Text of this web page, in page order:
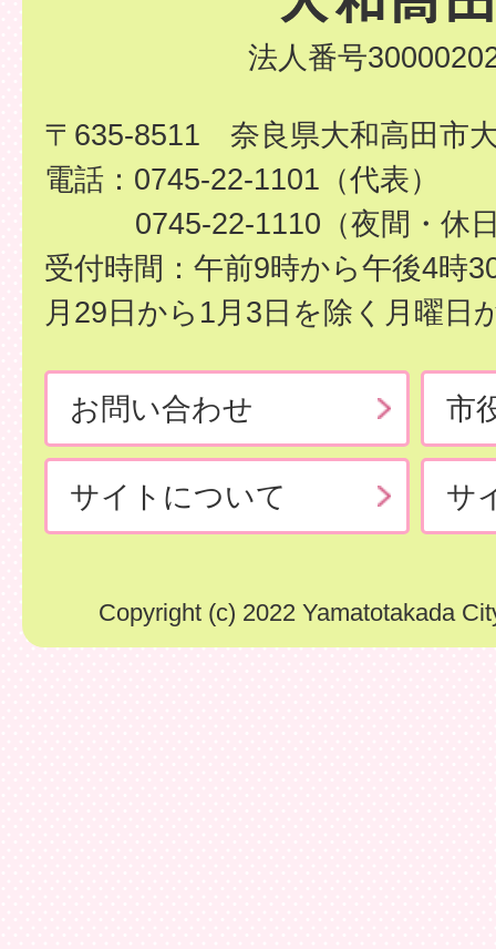
法人番号
〒635-8511 奈良県大和高田市
電話：0745-22-1101（代表）
0745-22-1110（夜間・休
受付時間：午前9時から午後4時
月29日から1月3日を除く月曜日
お問い合わせ 市
サイトについて サ
Copyright (c) 2022 Yamatotakada